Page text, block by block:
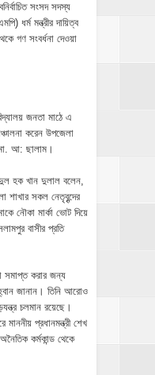
সংসদ সদস্য
ধর্ম মন্ত্রীর দায়িত্ব
গণ সংবর্ধনা দেওয়া
জনতা মাঠে এ
করেন উপজেলা
আ: ছালাম।
হক খান দুলাল বলেন,
শাখার সকল নেতৃবৃন্দের
নৌকা মার্কা ভোট দিয়ে
বাসীর প্রতি
সমাপ্ত করার জন্য
জানান। তিনি আরোও
চলমান রয়েছে।
প্রধানমন্ত্রী শেখ
কর্মকান্ড থেকে